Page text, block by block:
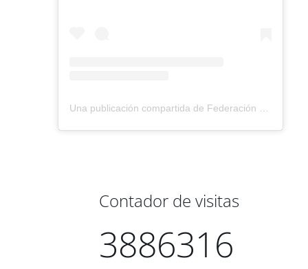
Una publicación compartida de Federación Montañismo Tenerife (@federacion_montanismo_tenerife)
Contador de visitas
3886316